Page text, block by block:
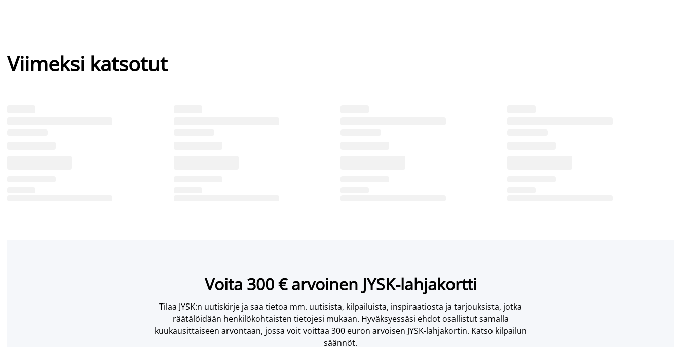
Viimeksi katsotut
Voita 300 € arvoinen JYSK-lahjakortti
Tilaa JYSK:n uutiskirje ja saa tietoa mm. uutisista, kilpailuista, inspiraatiosta ja tarjouksista, jotka
räätälöidään henkilökohtaisten tietojesi mukaan. Hyväksyessäsi ehdot osallistut samalla
kuukausittaiseen arvontaan, jossa voit voittaa 300 euron arvoisen JYSK-lahjakortin. Katso kilpailun
säännöt.